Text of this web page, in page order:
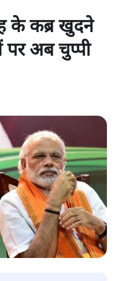
के कब्र खुदने
पर अब चुप्पी